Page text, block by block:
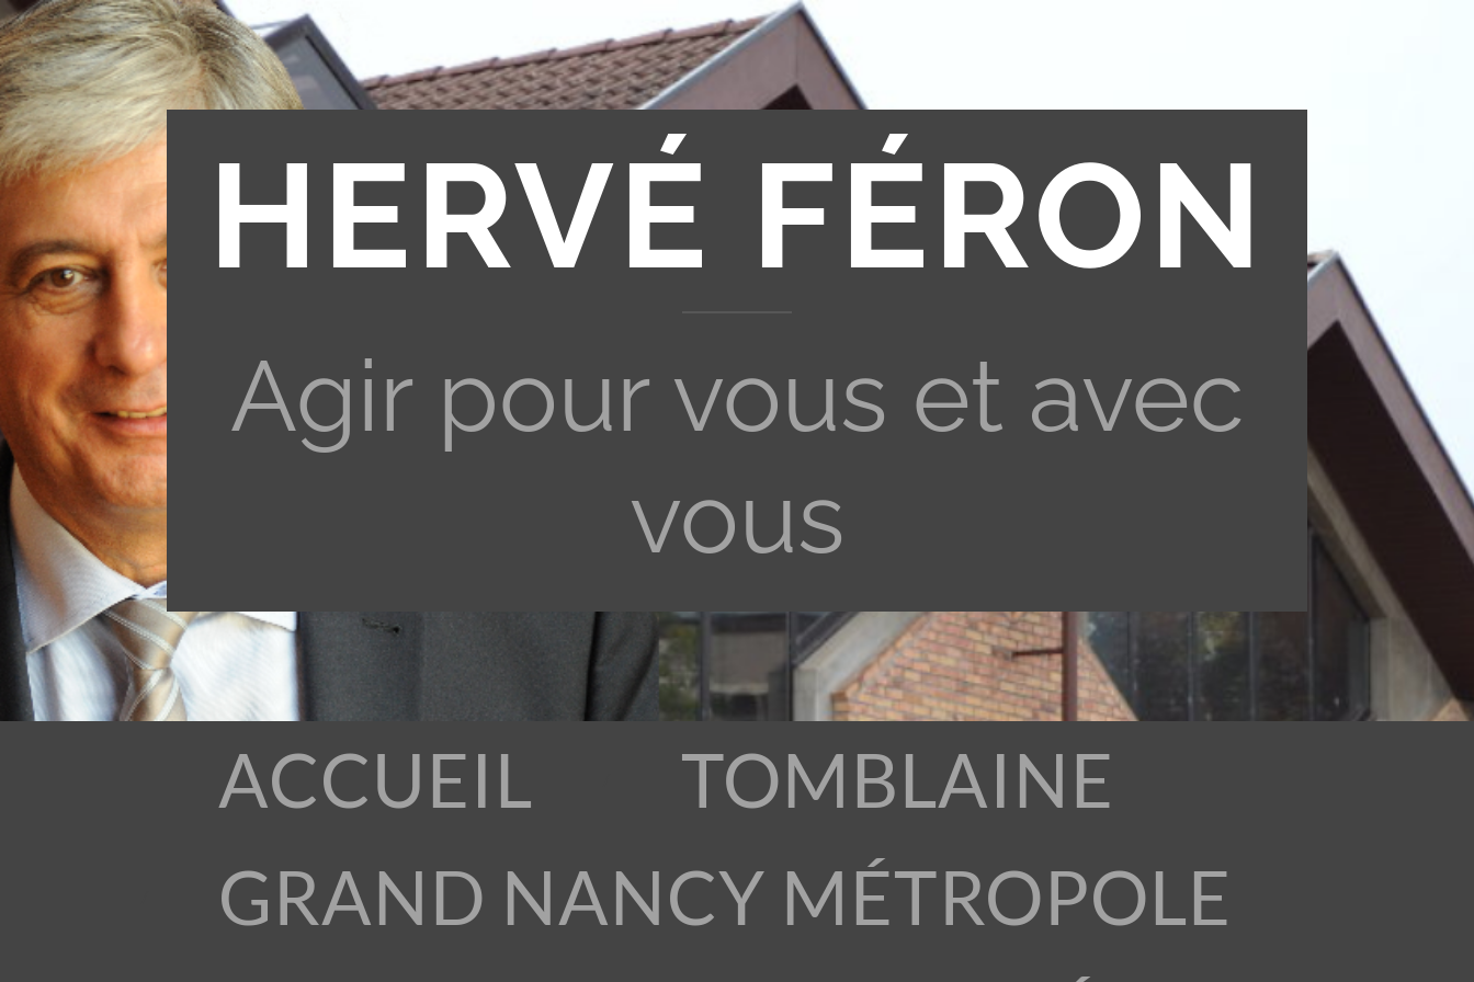
HERVÉ FÉRON
Agir pour vous et avec
vous
ACCUEIL
TOMBLAINE
GRAND NANCY MÉTROPOLE